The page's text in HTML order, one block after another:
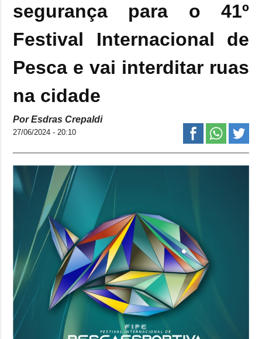
segurança para o 41º
Festival Internacional de
Pesca e vai interditar ruas
na cidade
Por Esdras Crepaldi
27/06/2024 - 20:10